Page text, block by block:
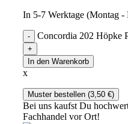
In 5-7 Werktage (Montag -
Concordia 202 Höpke
In den Warenkorb
x
Muster bestellen (3,50 €)
Bei uns kaufst Du
Fachhandel vor Ort!